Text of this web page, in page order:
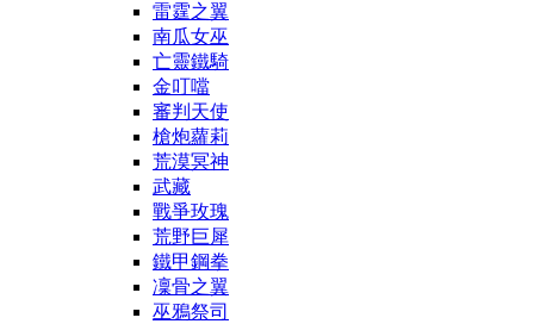
雷霆之翼
南瓜女巫
亡靈鐵騎
金叮噹
審判天使
槍炮蘿莉
荒漠冥神
武藏
戰爭玫瑰
荒野巨犀
鐵甲鋼拳
凜骨之翼
巫鴉祭司